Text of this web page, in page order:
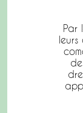
Par
leurs